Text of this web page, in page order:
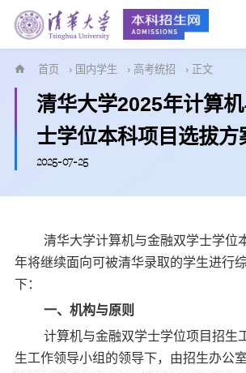
首页 › 国内学生 › 高考统招 › 正文
清华大学2025年计算
士学位本科项目选拔方
2025-07-25
清华大学计算机与金融双学士学位
年将继续面向可被清华录取的学生进行
下：
一、机构与原则
计算机与金融双学士学位项目招生
生工作领导小组的领导下，由招生办公